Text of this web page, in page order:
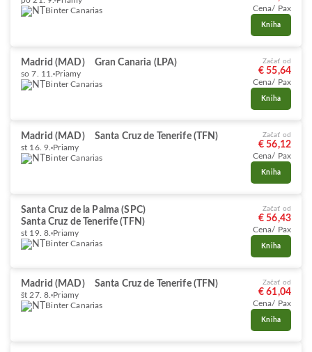
Binter Canarias
Cena/ Pax
Kniha
Madrid (MAD) Gran Canaria (LPA)
so 7. 11. Priamy
Binter Canarias
Začať od
€ 55,64
Cena/ Pax
Kniha
Madrid (MAD) Santa Cruz de Tenerife (TFN)
st 16. 9. Priamy
Binter Canarias
Začať od
€ 56,12
Cena/ Pax
Kniha
Santa Cruz de la Palma (SPC)
Santa Cruz de Tenerife (TFN)
st 19. 8. Priamy
Binter Canarias
Začať od
€ 56,43
Cena/ Pax
Kniha
Madrid (MAD) Santa Cruz de Tenerife (TFN)
št 27. 8. Priamy
Binter Canarias
Začať od
€ 61,04
Cena/ Pax
Kniha